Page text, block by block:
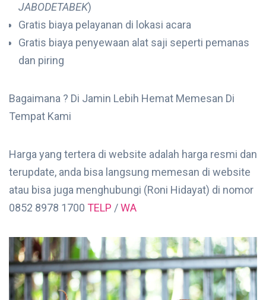
JABODETABEK)
Gratis biaya pelayanan di lokasi acara
Gratis biaya penyewaan alat saji seperti pemanas
dan piring
Bagaimana ? Di Jamin Lebih Hemat Memesan Di
Tempat Kami
Harga yang tertera di website adalah harga resmi dan
terupdate, anda bisa langsung memesan di website
atau bisa juga menghubungi (Roni Hidayat) di nomor
0852 8978 1700 TELP /WA